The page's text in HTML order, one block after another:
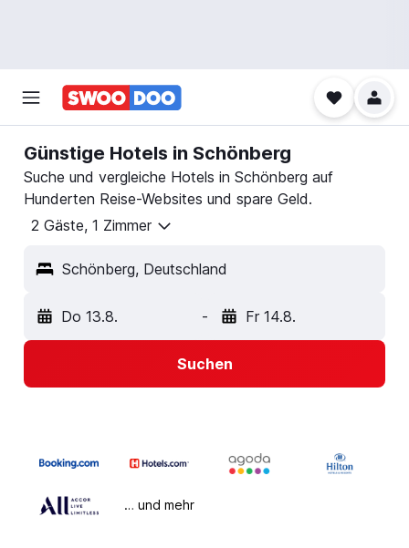
Günstige Hotels in Schönberg
Suche und vergleiche Hotels in Schönberg auf
Hunderten Reise-Websites und spare Geld.
2 Gäste, 1 Zimmer
Schönberg, Deutschland
Do 13.8. - Fr 14.8.
Suchen
… und mehr